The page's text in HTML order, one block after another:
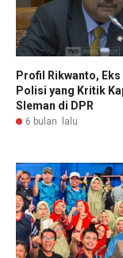
Profil Rikwanto, Eks
Polisi yang Kritik
Sleman di DPR
6 bulan lalu